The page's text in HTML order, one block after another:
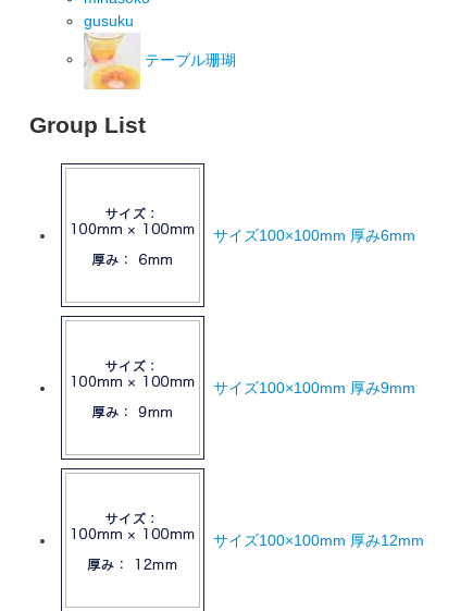
gusuku
テーブル珊瑚
Group List
サイズ100×100mm 厚み6mm
サイズ100×100mm 厚み9mm
サイズ100×100mm 厚み12mm